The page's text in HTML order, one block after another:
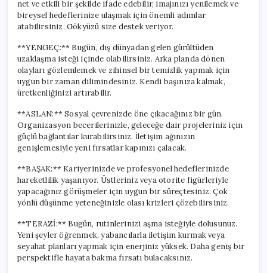
net ve etkili bir şekilde ifade edebilir, imajınızı yenilemek ve
bireysel hedeflerinize ulaşmak için önemli adımlar
atabilirsiniz. Gökyüzü size destek veriyor.
**YENGEÇ:** Bugün, dış dünyadan gelen gürültüden
uzaklaşma isteği içinde olabilirsiniz. Arka planda dönen
olayları gözlemlemek ve zihinsel bir temizlik yapmak için
uygun bir zaman dilimindesiniz. Kendi başınıza kalmak,
üretkenliğinizi artırabilir.
**ASLAN:** Sosyal çevrenizde öne çıkacağınız bir gün.
Organizasyon becerilerinizle, geleceğe dair projeleriniz için
güçlü bağlantılar kurabilirsiniz. İletişim ağınızın
genişlemesiyle yeni fırsatlar kapınızı çalacak.
**BAŞAK:** Kariyerinizde ve profesyonel hedeflerinizde
hareketlilik yaşanıyor. Üstleriniz veya otorite figürleriyle
yapacağınız görüşmeler için uygun bir süreçtesiniz. Çok
yönlü düşünme yeteneğinizle olası krizleri çözebilirsiniz.
**TERAZİ:** Bugün, rutinlerinizi aşma isteğiyle dolusunuz.
Yeni şeyler öğrenmek, yabancılarla iletişim kurmak veya
seyahat planları yapmak için enerjiniz yüksek. Daha geniş bir
perspektifle hayata bakma fırsatı bulacaksınız.